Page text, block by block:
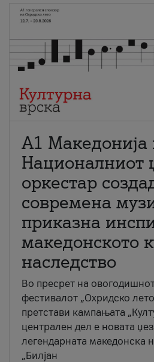
А1 Македонија
Националниот
оркестар
современа
приказна
македонското
наследство
Во пресрет на
фестивалот „Охридско
претстави кампањата
централен дел е новата
легендарната македонска
„Билјан